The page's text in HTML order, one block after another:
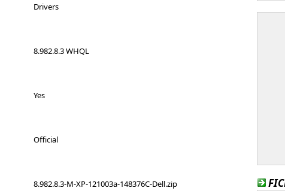
Drivers
8.982.8.3 WHQL
Yes
Official
8.982.8.3-M-XP-121003a-148376C-Dell.zip